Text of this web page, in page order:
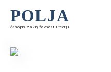
POLJA
časopis za književnost i teoriju